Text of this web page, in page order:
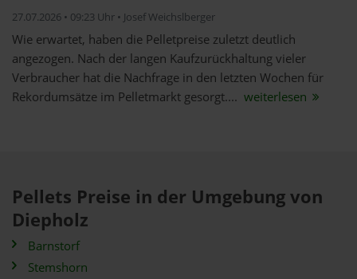
27.07.2026 • 09:23 Uhr • Josef Weichslberger
Wie erwartet, haben die Pelletpreise zuletzt deutlich
angezogen. Nach der langen Kaufzurückhaltung vieler
Verbraucher hat die Nachfrage in den letzten Wochen für
Rekordumsätze im Pelletmarkt gesorgt.... weiterlesen
Pellets Preise in der Umgebung von
Diepholz
Barnstorf
Stemshorn